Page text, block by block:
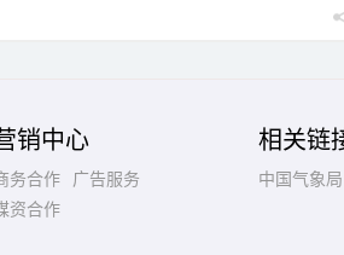
销中心
务合作
广告服务
资合作
相关链
中国气象局